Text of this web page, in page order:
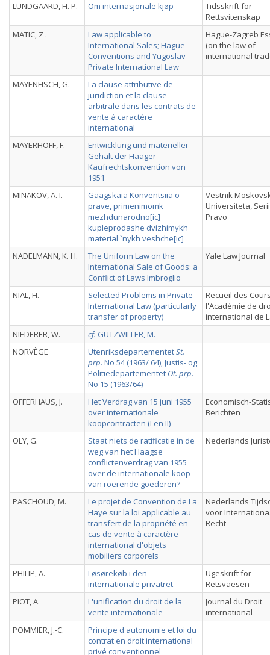
LUNDGAARD, H. P.
Om internasjonale kjøp
Tidsskrift for
Rettsvitenskap
MATIC, Z .
Law applicable to
International Sales; Hague
Conventions and Yugoslav
Private International Law
Hague-Zagreb
(on the law of
international
MAYENFISCH, G.
La clause attributive de
juridiction et la clause
arbitrale dans les contrats de
vente à caractère
international
MAYERHOFF, F.
Entwicklung und materieller
Gehalt der Haager
Kaufrechtskonvention von
1951
MINAKOV, A. I.
Gaagskaia Konventsiia o
prave, primenimomk
mezhdunarodno[ic]
kupleprodashe dvizhimykh
material `nykh veshche[ic]
Vestnik
Universiteta,
Pravo
NADELMANN, K. H.
The Uniform Law on the
International Sale of Goods: a
Conflict of Laws Imbroglio
Yale Law Journal
NIAL, H.
Selected Problems in Private
International Law (particularly
transfer of property)
Recueil des
l'Académie de
international de
NIEDERER, W.
cf. GUTZWILLER, M.
NORVÈGE
UtenriksdepartementetSt.
prp. No 54 (1963/ 64), Justis- og
Politiedepartementet Ot. prp.
No 15 (1963/64)
OFFERHAUS, J.
Het Verdrag van 15 juni 1955
over internationale
koopcontracten (I en II)
Economisch-
Berichten
OLY, G.
Staat niets de ratificatie in de
weg van het Haagse
conflictenverdrag van 1955
over de internationale koop
van roerende goederen?
Nederlands
PASCHOUD, M.
Le projet de Convention de La
Haye sur la loi applicable au
transfert de la propriété en
cas de vente à caractère
international d'objets
mobiliers corporels
Nederlands
voor
Recht
PHILIP, A.
Løsørekøb i den
internationale privatret
Ugeskrift for
Retsvaesen
PIOT, A.
L'unification du droit de la
vente internationale
Journal du Droit
international
POMMIER, J.-C.
Principe d'autonomie et loi du
contrat en droit international
privé conventionnel